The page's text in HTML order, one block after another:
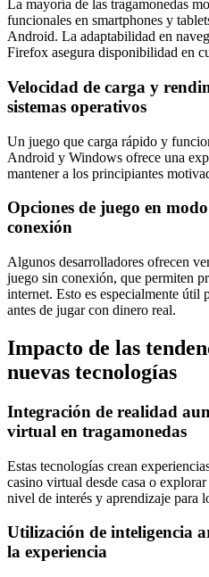
La mayoría de las tragamonedas
funcionales en smartphones y
Android. La adaptabilidad en
Firefox asegura disponibilidad en
Velocidad de carga y
sistemas operativos
Un juego que carga rápido y
Android y Windows ofrece una
mantener a los principiantes
Opciones de juego en
conexión
Algunos desarrolladores ofrecen
juego sin conexión, que permiten
internet. Esto es especialmente útil
antes de jugar con dinero real.
Impacto de las
nuevas tecnologías
Integración de realidad
virtual en tragamonedas
Estas tecnologías crean
casino virtual desde casa o
nivel de interés y aprendizaje para
Utilización de inteligencia
la experiencia